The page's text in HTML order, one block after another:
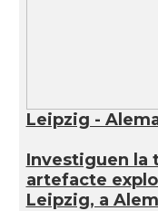
Leipzig -
Investiguen la
artefacte
Leipzig, a